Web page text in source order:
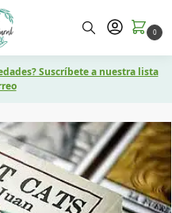
0
Suscríbete a nuestra lista